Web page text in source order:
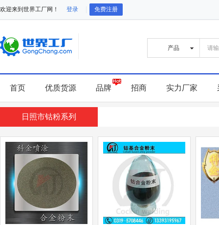
欢迎来到世界工厂网！ 登录 免费注册
首页 优质货源 品牌 招商 实力厂家
日照市钴粉系列